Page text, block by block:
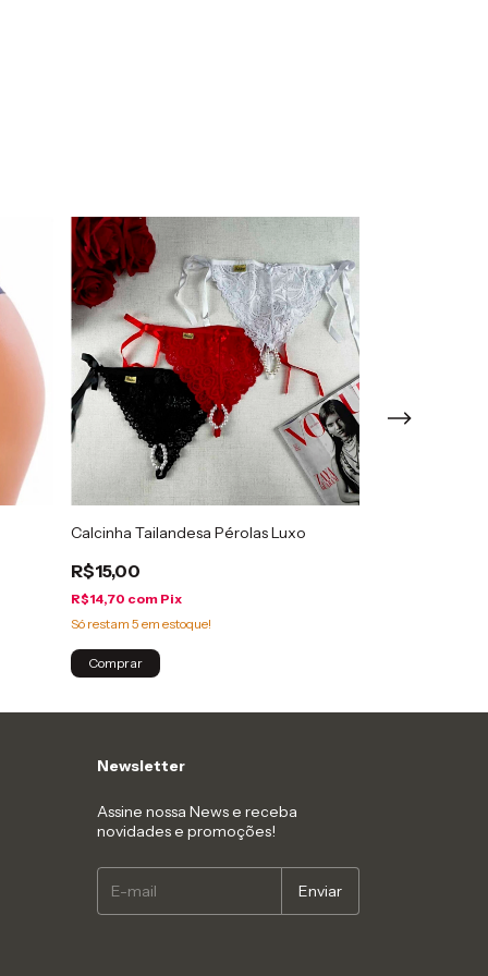
Calcinha Tailandesa Pérolas Luxo
R$15,00
R$14,70 com Pix
Só restam 5 em estoque!
Comprar
Newsletter
Assine nossa News e receba
novidades e promoções!